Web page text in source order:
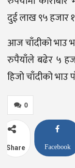
दुई लाख ९५ हजार
आज चाँदीको भाउ
रुपैयाँले बढेर ५
हिजो चाँदीको भाउ
0
Share Facebook